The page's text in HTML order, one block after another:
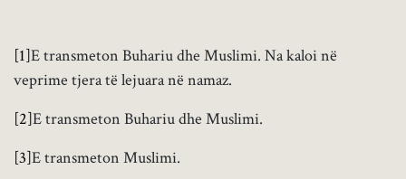
[1]E transmeton Buhariu dhe Muslimi. Na kaloi në
veprime tjera të lejuara në namaz.
[2]E transmeton Buhariu dhe Muslimi.
[3]E transmeton Muslimi.